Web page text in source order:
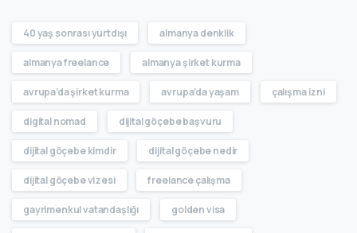
40 yaş sonrası yurtdışı almanya denklik
almanya freelance almanya şirket kurma
avrupa’da şirket kurma avrupa’da yaşam çalışma izni
digital nomad dijital göçebe başvuru
dijital göçebe kimdir dijital göçebe nedir
dijital göçebe vizesi freelance çalışma
gayrimenkul vatandaşlığı golden visa